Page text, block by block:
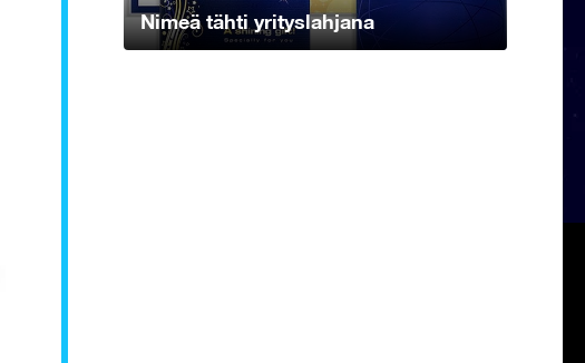
Nimeä tähti yrityslahjana